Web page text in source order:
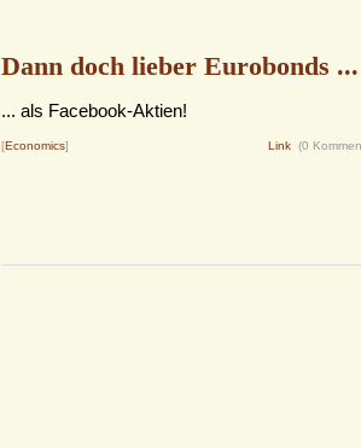
Dann doch lieber Eurobonds ...
... als Facebook-Aktien!
[Economics] Link (0